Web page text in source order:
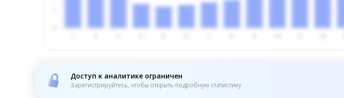
Доступ к аналитике ограничен
Зарегистрируйтесь, чтобы открыть подробную статистику